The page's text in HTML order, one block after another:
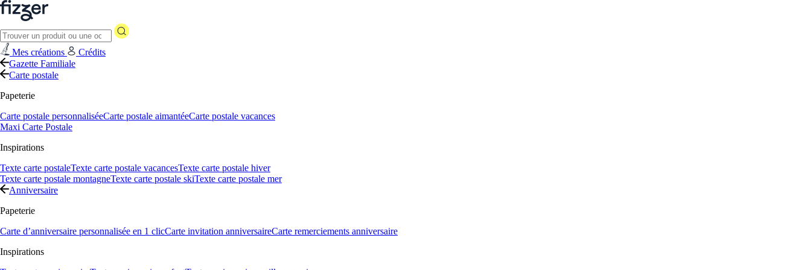
Mes créations
Crédits
Gazette Familiale
Carte postale
Papeterie
Carte postale personnaliséeCarte postale aimantéeCarte postale vacances
Maxi Carte Postale
Inspirations
Texte carte postaleTexte carte postale vacancesTexte carte postale hiver
Texte carte postale montagneTexte carte postale skiTexte carte postale mer
Anniversaire
Papeterie
Carte d’anniversaire personnalisée en 1 clicCarte invitation anniversaireCarte remerciements anniversaire
Inspirations